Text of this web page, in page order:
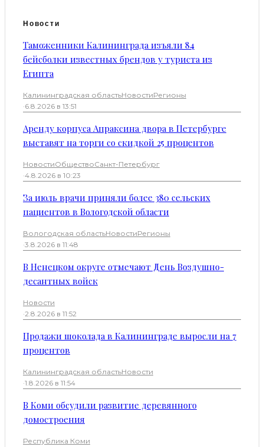
Новости
Таможенники Калининграда изъяли 84
бейсболки известных брендов у туриста из
Египта
Калининградская областьНовостиРегионы
·6.8.2026 в 13:51
Аренду корпуса Апраксина двора в Петербурге
выставят на торги со скидкой 25 процентов
НовостиОбществоСанкт-Петербург
·4.8.2026 в 10:23
За июль врачи приняли более 380 сельских
пациентов в Вологодской области
Вологодская областьНовостиРегионы
·3.8.2026 в 11:48
В Ненецком округе отмечают День Воздушно-
десантных войск
Новости
·2.8.2026 в 11:52
Продажи шоколада в Калининграде выросли на 7
процентов
Калининградская областьНовости
·1.8.2026 в 11:54
В Коми обсудили развитие деревянного
домостроения
Республика Коми